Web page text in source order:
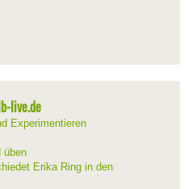
live.de
Experimentieren
üben
Erika Ring in den